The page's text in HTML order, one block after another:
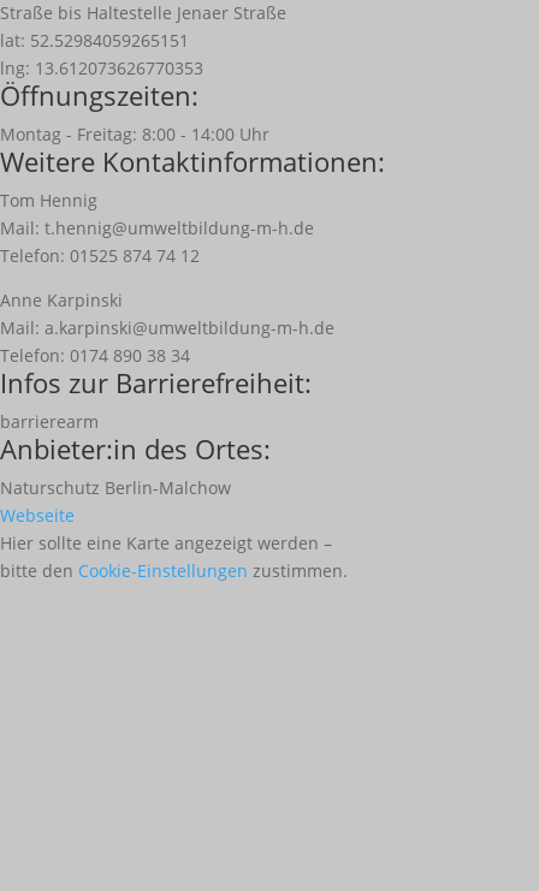
Straße bis Haltestelle Jenaer Straße
lat: 52.52984059265151
lng: 13.612073626770353
Öffnungszeiten:
Montag - Freitag: 8:00 - 14:00 Uhr
Weitere Kontaktinformationen:
Tom Hennig
Mail: t.hennig@umweltbildung-m-h.de
Telefon: 01525 874 74 12
Anne Karpinski
Mail: a.karpinski@umweltbildung-m-h.de
Telefon: 0174 890 38 34
Infos zur Barrierefreiheit:
barrierearm
Anbieter:in des Ortes:
Naturschutz Berlin-Malchow
Webseite
Hier sollte eine Karte angezeigt werden –
bitte den Cookie-Einstellungen zustimmen.